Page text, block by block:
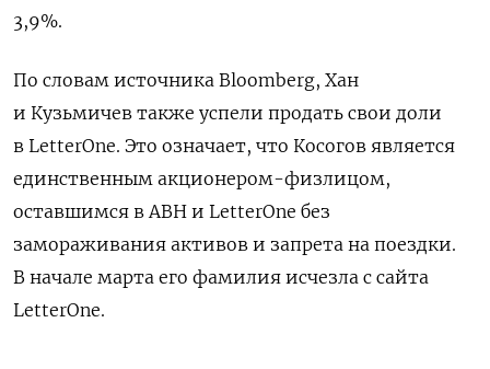
3,9%.
По словам источника Bloomberg, Хан
и Кузьмичев также успели продать свои доли
в LetterOne. Это означает, что Косогов является
единственным акционером-физлицом,
оставшимся в ABH и LetterOne без
замораживания активов и запрета на поездки.
В начале марта его фамилия исчезла с сайта
LetterOne.